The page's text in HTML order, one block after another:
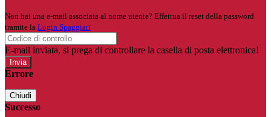
Non hai una e-mail associata al nome utente? Effettua il reset della password
tramite la Login Spaggiari
E-mail inviata, si prega di controllare la casella di posta elettronica!
Errore
Chiudi
Successo